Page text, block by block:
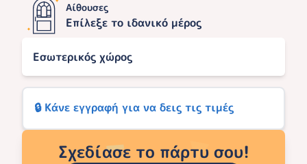
Αίθουσες
Επίλεξε το ιδανικό μέρος
Εσωτερικός χώρος
🔒 Κάνε εγγραφή για να δεις τις τιμές
Σχεδίασε το πάρτυ σου!